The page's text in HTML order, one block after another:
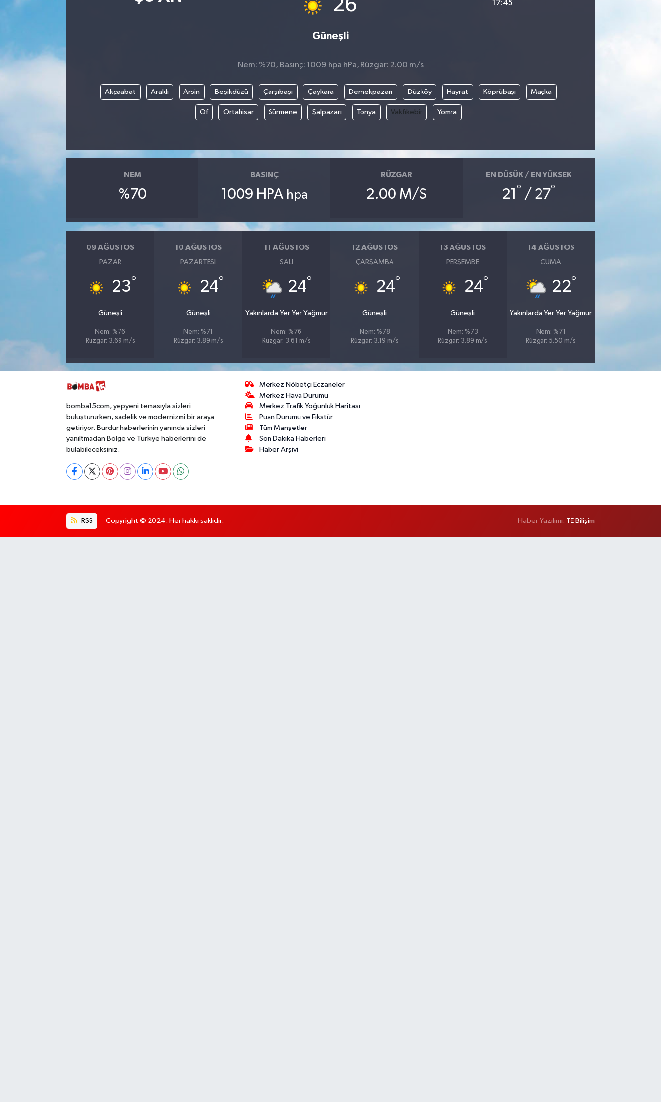
26
Güneşli
17:45
Nem: %70, Basınç: 1009 hpa hPa, Rüzgar: 2.00 m/s
Akçaabat Araklı Arsin Beşikdüzü Çarşıbaşı Çaykara Dernekpazarı Düzköy Hayrat Köprübaşı Maçka
Of Ortahisar Sürmene Şalpazarı Tonya Vakfıkebir Yomra
NEM
%70
BASINÇ
1009 HPA hpa
RÜZGAR
2.00 M/S
EN DÜŞÜK / EN YÜKSEK
21 ° / 27°
09 AĞUSTOS
PAZAR
23°
Güneşli
Nem: %76
Rüzgar: 3.69 m/s
10 AĞUSTOS
PAZARTESI
24°
Güneşli
Nem: %71
Rüzgar: 3.89 m/s
11 AĞUSTOS
SALI
24°
Yakınlarda Yer Yer Yağmur
Nem: %76
Rüzgar: 3.61 m/s
12 AĞUSTOS
ÇARŞAMBA
24°
Güneşli
Nem: %78
Rüzgar: 3.19 m/s
13 AĞUSTOS
PERŞEMBE
24°
Güneşli
Nem: %73
Rüzgar: 3.89 m/s
14 AĞUSTOS
CUMA
22°
Yakınlarda Yer Yer Yağmur
Nem: %71
Rüzgar: 5.50 m/s
bomba15com, yepyeni temasıyla sizleri
buluştururken, sadelik ve modernizmi bir araya
getiriyor. Burdur haberlerinin yanında sizleri
yanıltmadan Bölge ve Türkiye haberlerini de
bulabileceksiniz.
Merkez Nöbetçi Eczaneler
Merkez Hava Durumu
Merkez Trafik Yoğunluk Haritası
Puan Durumu ve Fikstür
Tüm Manşetler
Son Dakika Haberleri
Haber Arşivi
RSS Copyright © 2024. Her hakkı saklıdır. Haber Yazılımı: TE Bilişim